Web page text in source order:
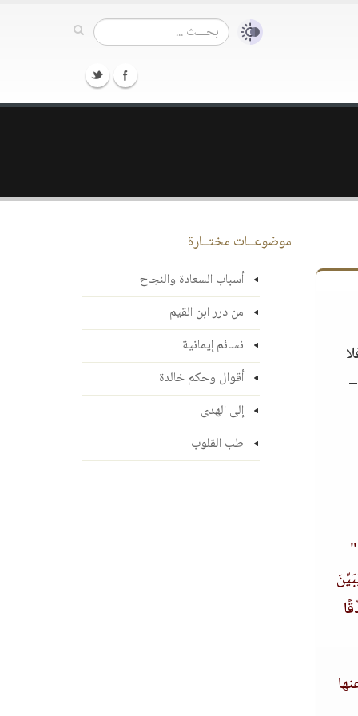
"
موضوعــات مختــارة
أسباب السعادة والنجاح
من درر ابن القيم
نسائم إيمانية
أقوال وحكم خالدة
إلى الهدى
طب القلوب